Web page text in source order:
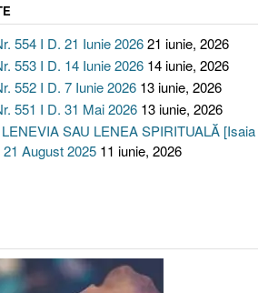
554 I D. 21 Iunie 202621 iunie, 2026
553 I D. 14 Iunie 2026 14 iunie, 2026
552 I D. 7 Iunie 2026 13 iunie, 2026
551 I D. 31 Mai 2026 13 iunie, 2026
SAU LENEA SPIRITUALĂ [Isaia
August 2025 11 iunie, 2026